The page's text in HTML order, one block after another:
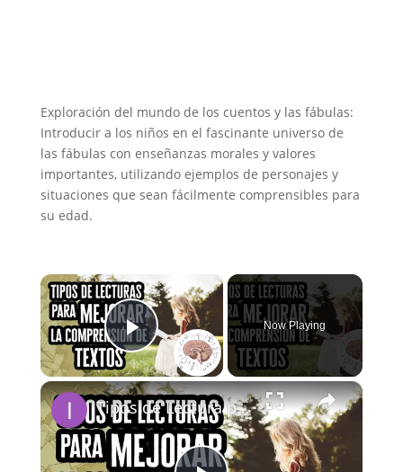
Exploración del mundo de los cuentos y las fábulas:
Introducir a los niños en el fascinante universo de
las fábulas con enseñanzas morales y valores
importantes, utilizando ejemplos de personajes y
situaciones que sean fácilmente comprensibles para
su edad.
×
Play Video
Now Playing
×
Tipos de Lectura para Mejorar tu Comprensión | Descubre el Mundo de la Literatura